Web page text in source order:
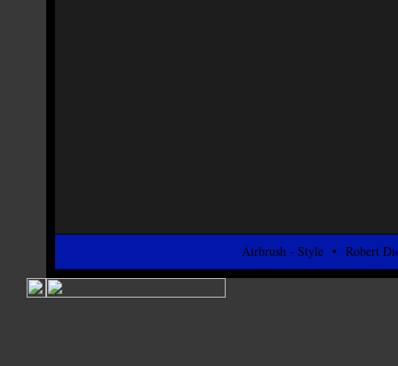
Airbrush - Style • Robert